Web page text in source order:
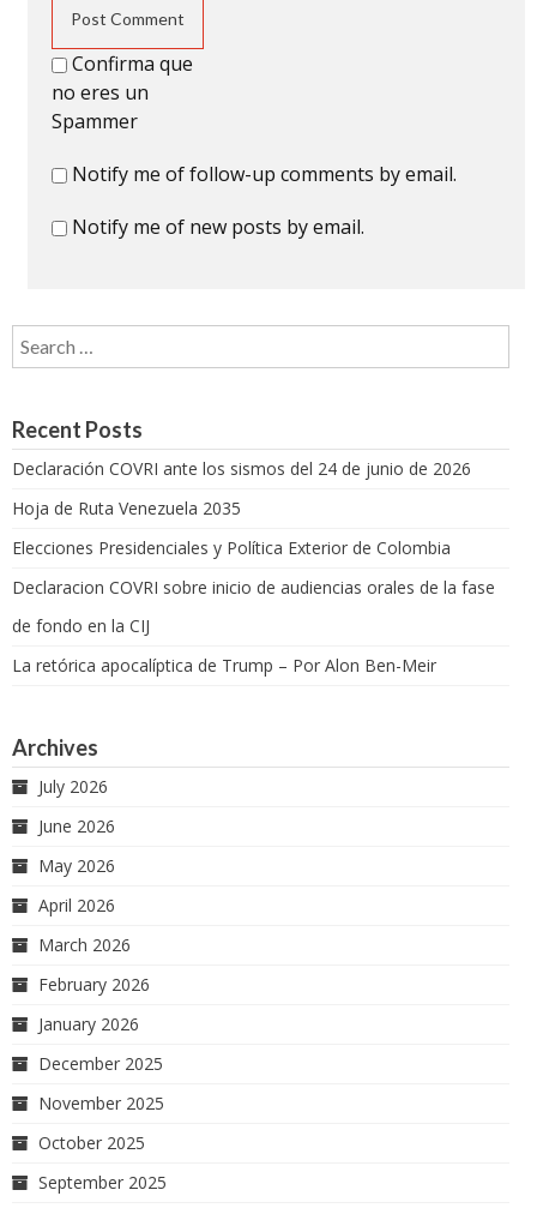
Confirma que
no eres un
Spammer
Notify me of follow-up comments by email.
Notify me of new posts by email.
Search for:
Recent Posts
Declaración COVRI ante los sismos del 24 de junio de 2026
Hoja de Ruta Venezuela 2035
Elecciones Presidenciales y Política Exterior de Colombia
Declaracion COVRI sobre inicio de audiencias orales de la fase
de fondo en la CIJ
La retórica apocalíptica de Trump – Por Alon Ben-Meir
Archives
July 2026
June 2026
May 2026
April 2026
March 2026
February 2026
January 2026
December 2025
November 2025
October 2025
September 2025